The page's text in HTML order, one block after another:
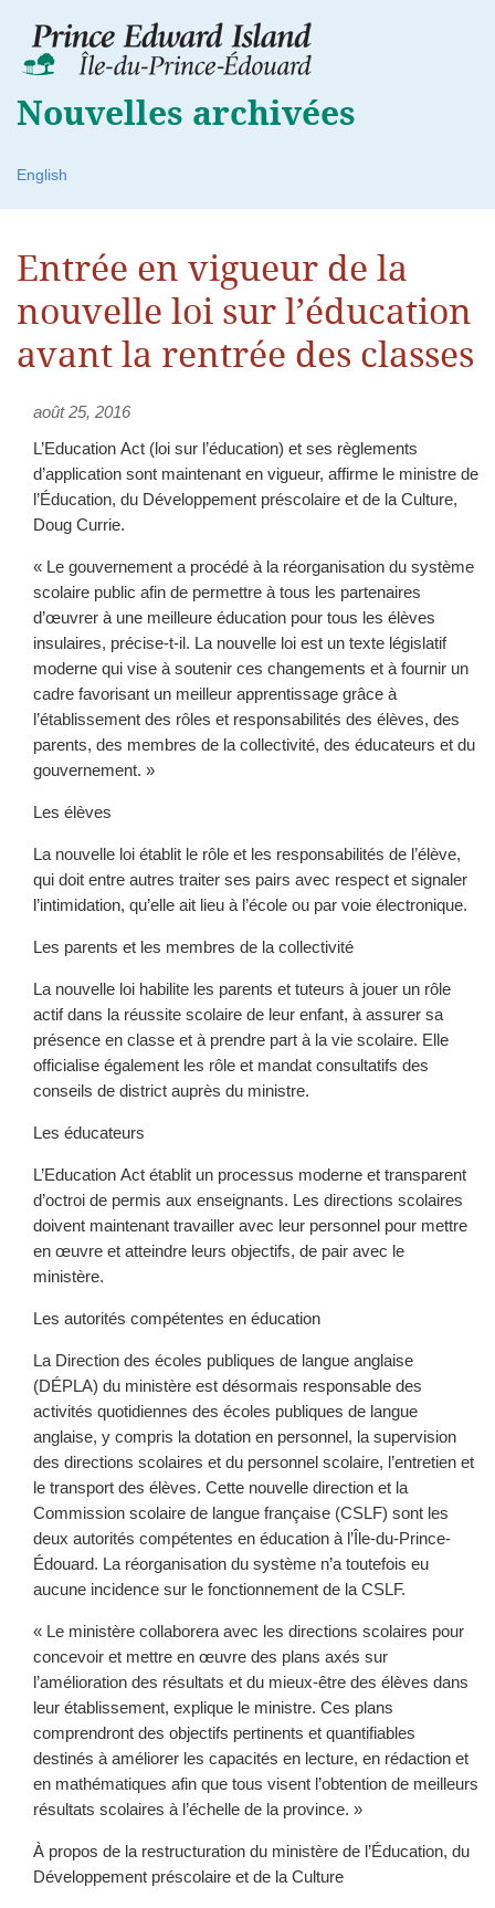
Nouvelles archivées
English
Entrée en vigueur de la
nouvelle loi sur l’éducation
avant la rentrée des classes
août 25, 2016
L’Education Act (loi sur l’éducation) et ses règlements
d’application sont maintenant en vigueur, affirme le ministre de
l’Éducation, du Développement préscolaire et de la Culture,
Doug Currie.
« Le gouvernement a procédé à la réorganisation du système
scolaire public afin de permettre à tous les partenaires
d’œuvrer à une meilleure éducation pour tous les élèves
insulaires, précise-t-il. La nouvelle loi est un texte législatif
moderne qui vise à soutenir ces changements et à fournir un
cadre favorisant un meilleur apprentissage grâce à
l’établissement des rôles et responsabilités des élèves, des
parents, des membres de la collectivité, des éducateurs et du
gouvernement. »
Les élèves
La nouvelle loi établit le rôle et les responsabilités de l’élève,
qui doit entre autres traiter ses pairs avec respect et signaler
l’intimidation, qu’elle ait lieu à l’école ou par voie électronique.
Les parents et les membres de la collectivité
La nouvelle loi habilite les parents et tuteurs à jouer un rôle
actif dans la réussite scolaire de leur enfant, à assurer sa
présence en classe et à prendre part à la vie scolaire. Elle
officialise également les rôle et mandat consultatifs des
conseils de district auprès du ministre.
Les éducateurs
L’Education Act établit un processus moderne et transparent
d’octroi de permis aux enseignants. Les directions scolaires
doivent maintenant travailler avec leur personnel pour mettre
en œuvre et atteindre leurs objectifs, de pair avec le
ministère.
Les autorités compétentes en éducation
La Direction des écoles publiques de langue anglaise
(DÉPLA) du ministère est désormais responsable des
activités quotidiennes des écoles publiques de langue
anglaise, y compris la dotation en personnel, la supervision
des directions scolaires et du personnel scolaire, l’entretien et
le transport des élèves. Cette nouvelle direction et la
Commission scolaire de langue française (CSLF) sont les
deux autorités compétentes en éducation à l’Île-du-Prince-
Édouard. La réorganisation du système n’a toutefois eu
aucune incidence sur le fonctionnement de la CSLF.
« Le ministère collaborera avec les directions scolaires pour
concevoir et mettre en œuvre des plans axés sur
l’amélioration des résultats et du mieux-être des élèves dans
leur établissement, explique le ministre. Ces plans
comprendront des objectifs pertinents et quantifiables
destinés à améliorer les capacités en lecture, en rédaction et
en mathématiques afin que tous visent l’obtention de meilleurs
résultats scolaires à l’échelle de la province. »
À propos de la restructuration du ministère de l’Éducation, du
Développement préscolaire et de la Culture